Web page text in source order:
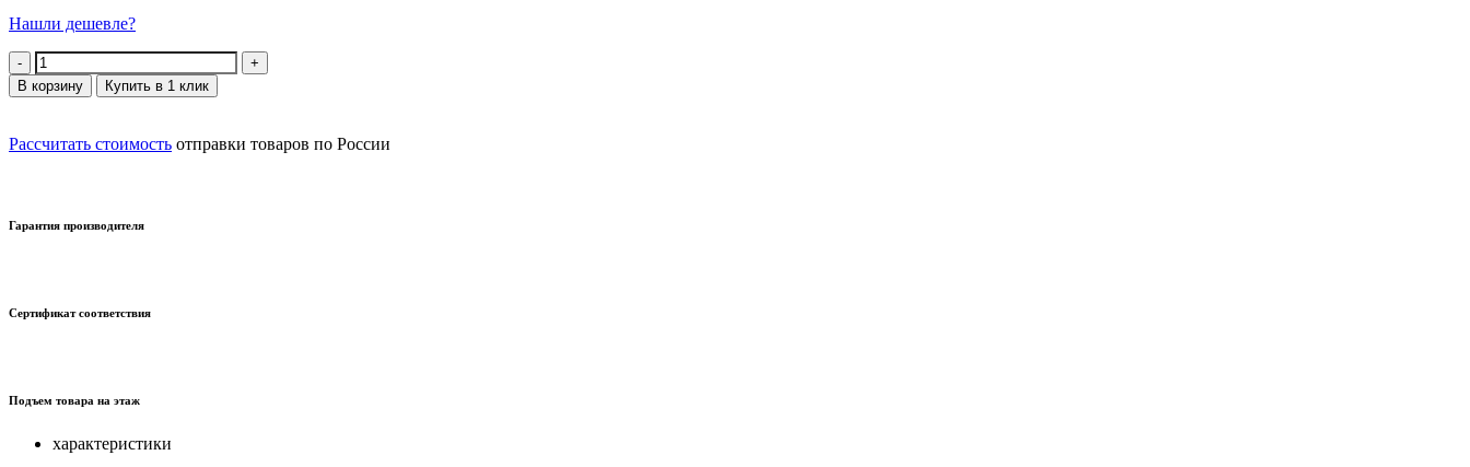
Нашли дешевле?
Количество
В корзину Купить в 1 клик
Рассчитать стоимость отправки товаров по России
Гарантия производителя
Сертификат соответствия
Подъем товара на этаж
характеристики